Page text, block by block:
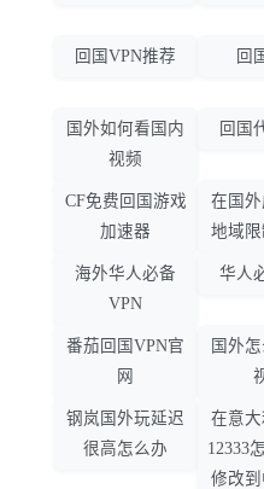
回国VPN推荐 回
国外如何看国内
视频
回国
CF免费回国游戏
加速器
在国
地域限
海外华人必备
VPN
华人
番茄回国VPN官
网
国外
钢岚国外玩延迟
很高怎么办
在意
12333
修改